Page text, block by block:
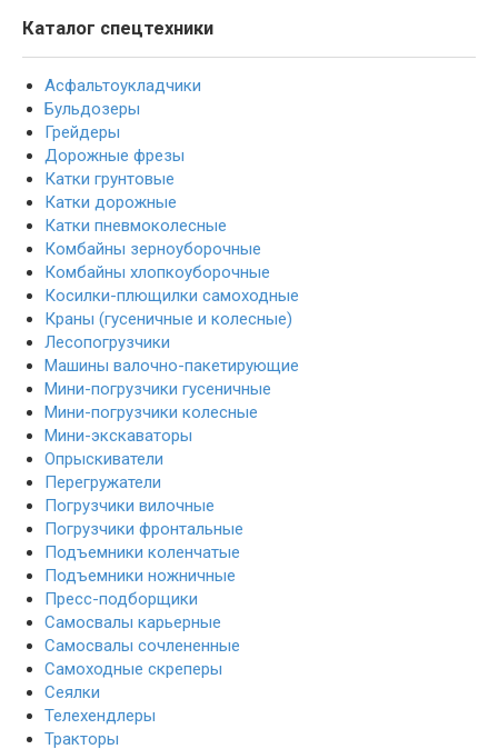
Каталог спецтехники
Асфальтоукладчики
Бульдозеры
Грейдеры
Дорожные фрезы
Катки грунтовые
Катки дорожные
Катки пневмоколесные
Комбайны зерноуборочные
Комбайны хлопкоуборочные
Косилки-плющилки самоходные
Краны (гусеничные и колесные)
Лесопогрузчики
Машины валочно-пакетирующие
Мини-погрузчики гусеничные
Мини-погрузчики колесные
Мини-экскаваторы
Опрыскиватели
Перегружатели
Погрузчики вилочные
Погрузчики фронтальные
Подъемники коленчатые
Подъемники ножничные
Пресс-подборщики
Самосвалы карьерные
Самосвалы сочлененные
Самоходные скреперы
Сеялки
Телехендлеры
Тракторы